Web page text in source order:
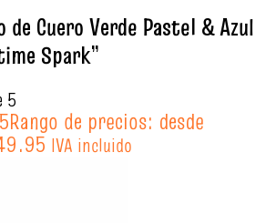
de Cuero Verde Pastel & Azul
Spark”
5
Rango de precios: desde
IVA incluido